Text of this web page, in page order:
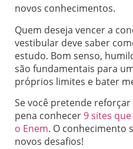
novos conhecimentos.
Quem deseja vencer a
vestibular deve saber
estudo. Bom senso,
são fundamentais para
próprios limites e bater
Se você pretende
pena conhecer9 sites
o Enem. O conhecimento
novos desafios!